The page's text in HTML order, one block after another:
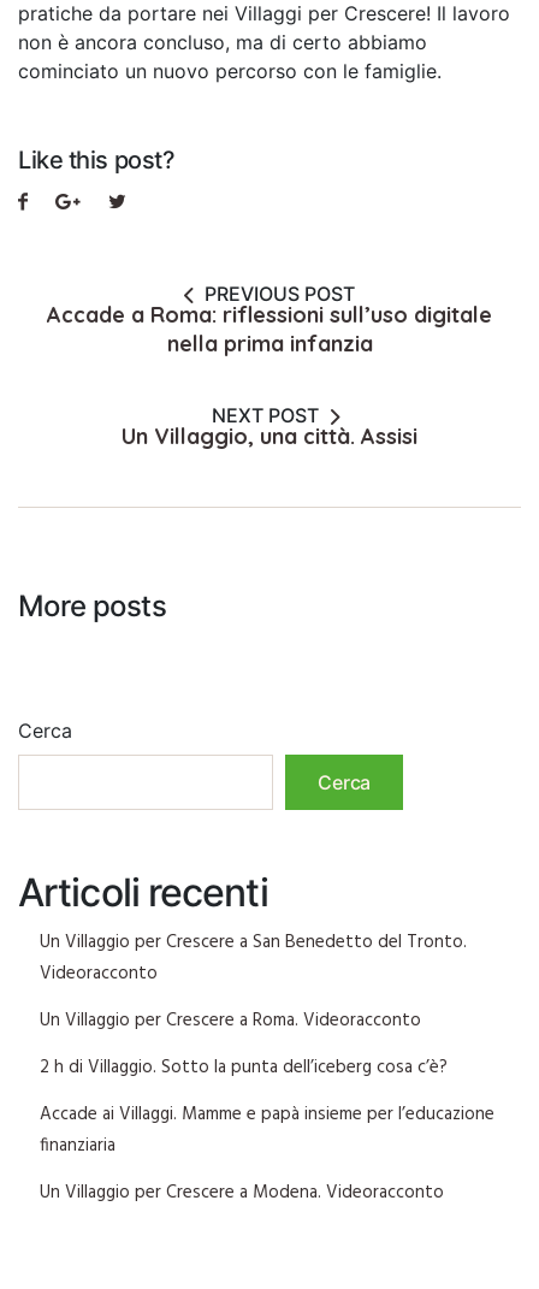
pratiche da portare nei Villaggi per Crescere! Il lavoro
non è ancora concluso, ma di certo abbiamo
cominciato un nuovo percorso con le famiglie.
Like this post?
PREVIOUS POST
Accade a Roma: riflessioni sull’uso digitale
nella prima infanzia
NEXT POST
Un Villaggio, una città. Assisi
More posts
Cerca
Cerca
Articoli recenti
Un Villaggio per Crescere a San Benedetto del Tronto.
Videoracconto
Un Villaggio per Crescere a Roma. Videoracconto
2 h di Villaggio. Sotto la punta dell’iceberg cosa c’è?
Accade ai Villaggi. Mamme e papà insieme per l’educazione
finanziaria
Un Villaggio per Crescere a Modena. Videoracconto